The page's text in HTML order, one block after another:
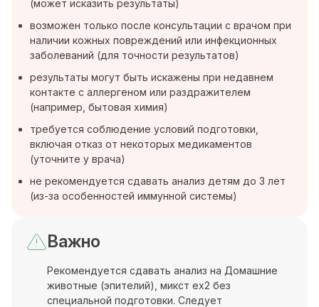
(может исказить результаты)
возможен только после консультации с врачом при
наличии кожных повреждений или инфекционных
заболеваний (для точности результатов)
результаты могут быть искажены при недавнем
контакте с аллергеном или раздражителем
(например, бытовая химия)
требуется соблюдение условий подготовки,
включая отказ от некоторых медикаментов
(уточните у врача)
не рекомендуется сдавать анализ детям до 3 лет
(из-за особенностей иммунной системы)
Важно
Рекомендуется сдавать анализ на Домашние
животные (эпителий), микст ex2 без
специальной подготовки. Следует